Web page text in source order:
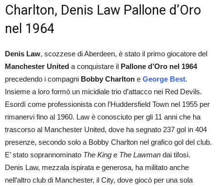
Charlton, Denis Law Pallone d’Oro
nel 1964
Denis Law, scozzese di Aberdeen, è stato il primo giocatore del
Manchester United a conquistare il Pallone d’Oro nel 1964
precedendo i compagni Bobby Charlton e George Best.
Insieme a loro formò un micidiale trio d’attacco nei Red Devils.
Esordì come professionista con l’Huddersfield Town nel 1955 per
rimanervi fino al 1960. Law è conosciuto per gli 11 anni che ha
trascorso al Manchester United, dove ha segnato 237 gol in 404
presenze, secondo solo a Bobby Charlton nel grafico gol del club.
E’ stato soprannominato The King e The Lawman dai tifosi.
Denis Law, mezzala ispirata e generosa, ha militato anche
nell’altro club di Manchester, il City, dove giocò per una sola